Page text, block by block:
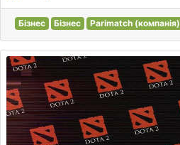
Бізнес Бізнес Parimatch (компанія)